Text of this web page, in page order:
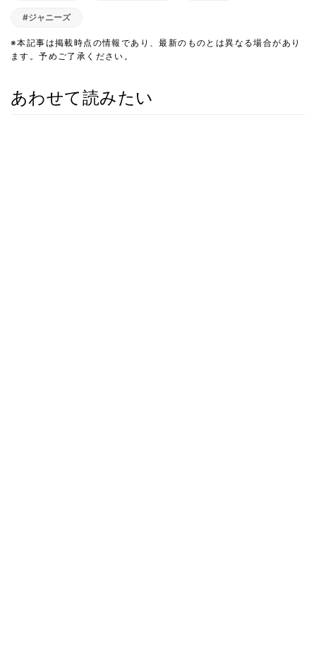
#ジャニーズ
※本記事は掲載時点の情報であり、最新のものとは異なる場合があり
ます。予めご了承ください。
あわせて読みたい